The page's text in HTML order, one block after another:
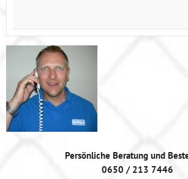
Persönliche Beratung und
0650 / 213 7446